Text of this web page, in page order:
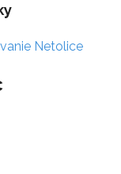
Netolice